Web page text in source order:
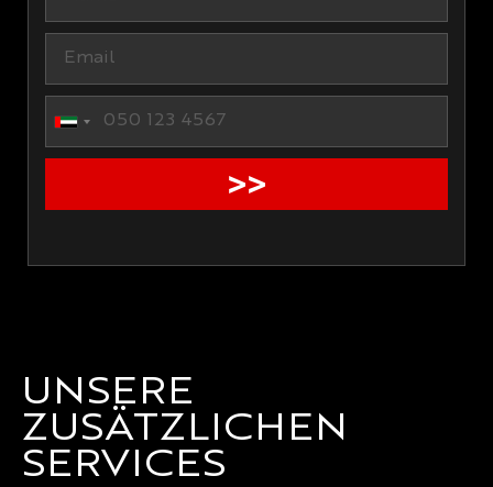
United Arab Emirates +971
>>
UNSERE
ZUSÄTZLICHEN
SERVICES